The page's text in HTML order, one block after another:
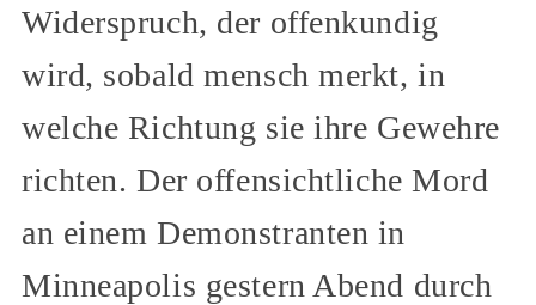
Widerspruch, der offenkundig
wird, sobald mensch merkt, in
welche Richtung sie ihre Gewehre
richten. Der offensichtliche Mord
an einem Demonstranten in
Minneapolis gestern Abend durch